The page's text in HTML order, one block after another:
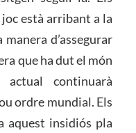
està arribant a la
d’assegurar
que ha dut el món
continuarà
ordre mundial. Els
aquest insidiós pla